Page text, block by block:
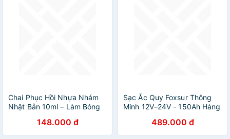
Chai Phục Hồi Nhựa Nhám
Nhật Bản 10ml – Làm Bóng
Tróc Cũ Phục Hồi Như Mới ,
đèn ốp trần
148.000 đ
Sạc Ắc Quy Foxsur Thông
Minh 12V–24V - 150Ah Hàng
Phục Hồi Ắc Quy Siêu Hiệu
Quả , đèn ốp trần
489.000 đ